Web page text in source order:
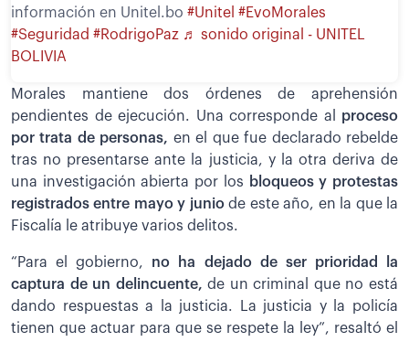
información en Unitel.bo #Unitel #EvoMorales
#Seguridad #RodrigoPaz ♬ sonido original - UNITEL
BOLIVIA
Morales mantiene dos órdenes de aprehensión
pendientes de ejecución. Una corresponde al
proceso
por trata de personas, en el que fue declarado rebelde
tras no presentarse ante la justicia, y la otra deriva de
una investigación abierta por los
bloqueos y protestas
registrados entre mayo y juniode este año, en la que la
Fiscalía le atribuye varios delitos.
“Para el gobierno, no ha dejado de ser prioridad la
captura de un delincuente,de un criminal que no está
dando respuestas a la justicia. La justicia y la policía
tienen que actuar para que se respete la ley”, resaltó el